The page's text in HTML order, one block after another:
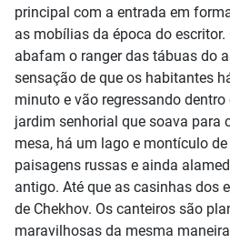
principal com a entrada em
as mobílias da época do
abafam o ranger das tábuas do
sensação de que os habitantes
minuto e vão regressando
jardim senhorial que soava para
mesa, há um lago e montículo
paisagens russas e ainda
antigo. Até que as casinhas dos
de Chekhov. Os canteiros são
maravilhosas da mesma